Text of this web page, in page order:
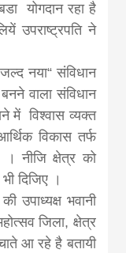
योगदान रहा है
उपराष्ट्रपति ने
नया“ संविधान
वाला संविधान
में विश्वास व्यक्त
विकास तर्फ
नीजि क्षेत्र को
दिजिए ।
उपाध्यक्ष भवानी
जिला, क्षेत्र
आ रहे है बतायी